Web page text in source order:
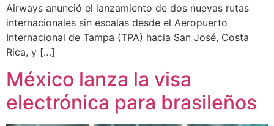
Airways anunció el lanzamiento de dos nuevas rutas
internacionales sin escalas desde el Aeropuerto
Internacional de Tampa (TPA) hacia San José, Costa
Rica, y […]
México lanza la visa
electrónica para brasileños